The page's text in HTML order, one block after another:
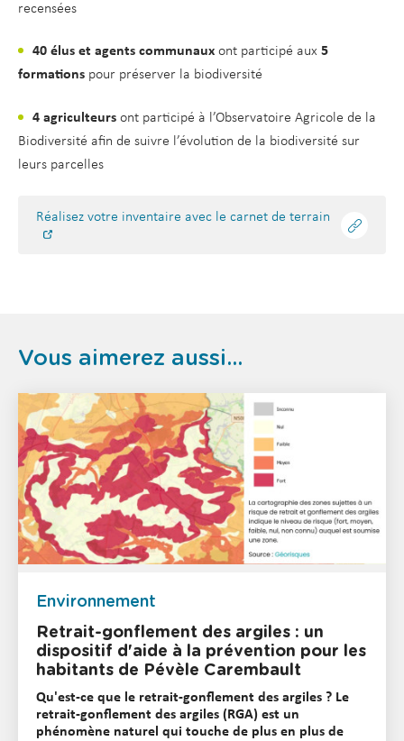
recensées
40 élus et agents communaux ont participé aux 5
formations pour préserver la biodiversité
4 agriculteurs ont participé à l’Observatoire Agricole de la
Biodiversité afin de suivre l’évolution de la biodiversité sur
leurs parcelles
Réalisez votre inventaire avec le carnet de terrain
Vous aimerez aussi...
Environnement
Retrait-gonflement des argiles : un
dispositif d'aide à la prévention pour les
habitants de Pévèle Carembault
Qu'est-ce que le retrait-gonflement des argiles ? Le
retrait-gonflement des argiles (RGA) est un
phénomène naturel qui touche de plus en plus de